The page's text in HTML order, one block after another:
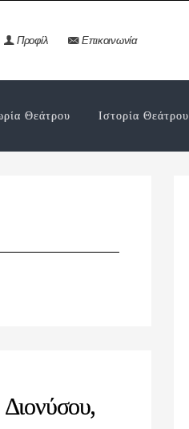
Προφίλ Επικοινωνία
Θεάτρου Ιστορία Θεάτρου
Διονύσου,